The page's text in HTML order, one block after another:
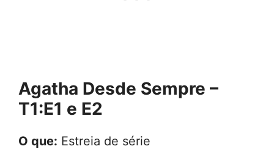
Agatha Desde Sempre –
T1:E1 e E2
O que: Estreia de série